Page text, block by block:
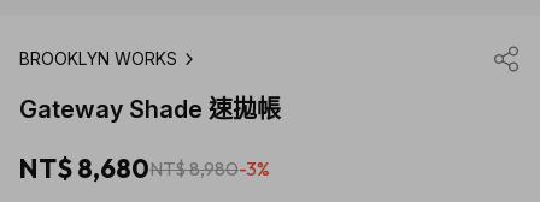
BROOKLYN WORKS
Gateway Shade 速拋帳
NT$ 8,680NT$ 8,980-3%